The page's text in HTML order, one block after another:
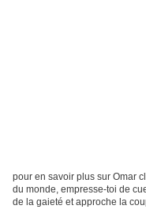
pour en savoir plus sur Omar
du monde, empresse-toi de
de la gaieté et approche la